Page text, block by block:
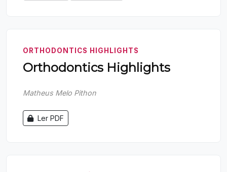
ORTHODONTICS HIGHLIGHTS
Orthodontics Highlights
Matheus Melo Pithon
Ler PDF